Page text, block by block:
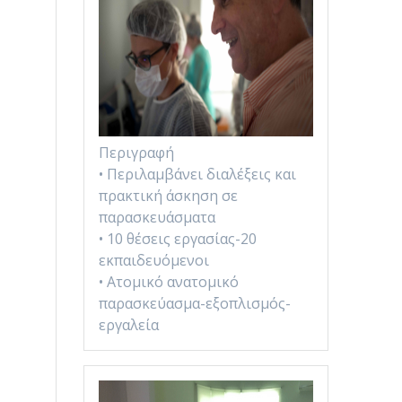
Περιγραφή
• Περιλαμβάνει διαλέξεις και
πρακτική άσκηση σε
παρασκευάσματα
• 10 θέσεις εργασίας-20
εκπαιδευόμενοι
• Ατομικό ανατομικό
παρασκεύασμα-εξοπλισμός-
εργαλεία